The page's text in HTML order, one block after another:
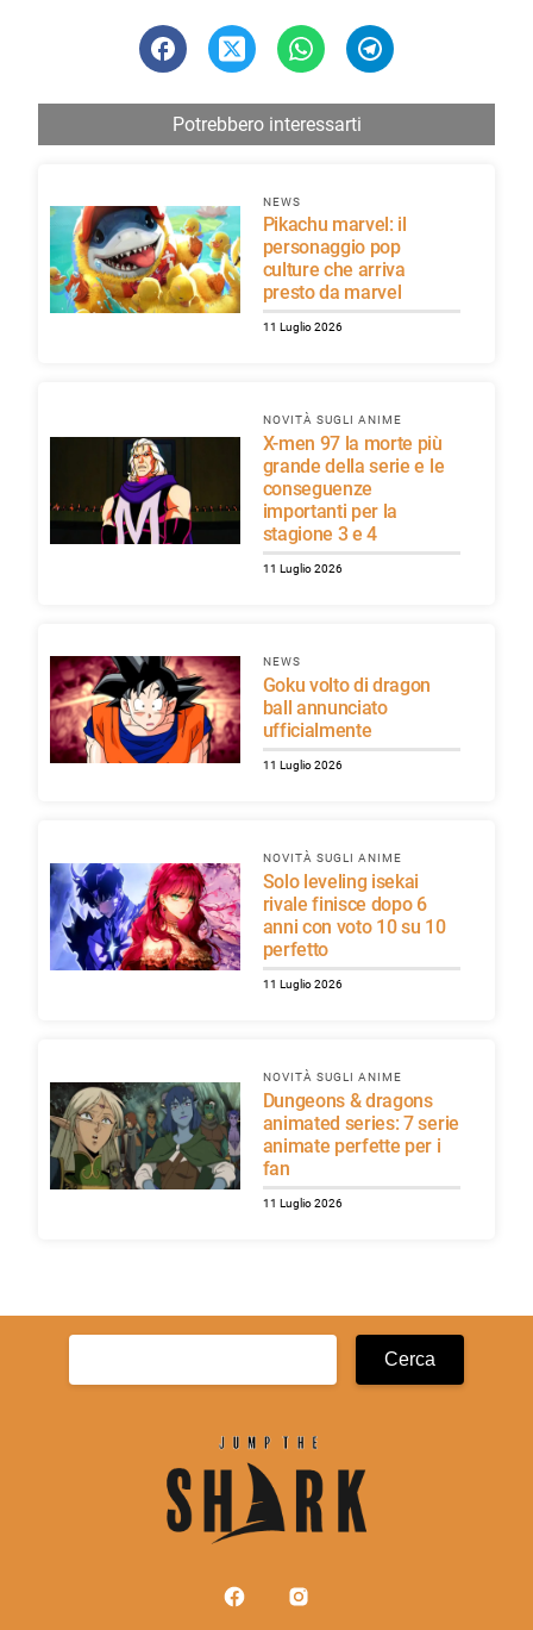
Potrebbero interessarti
NEWS
Pikachu marvel: il
personaggio pop
culture che arriva
presto da marvel
11 Luglio 2026
NOVITÀ SUGLI ANIME
X-men 97 la morte più
grande della serie e le
conseguenze
importanti per la
stagione 3 e 4
11 Luglio 2026
NEWS
Goku volto di dragon
ball annunciato
ufficialmente
11 Luglio 2026
NOVITÀ SUGLI ANIME
Solo leveling isekai
rivale finisce dopo 6
anni con voto 10 su 10
perfetto
11 Luglio 2026
NOVITÀ SUGLI ANIME
Dungeons & dragons
animated series: 7 serie
animate perfette per i
fan
11 Luglio 2026
Ricerca